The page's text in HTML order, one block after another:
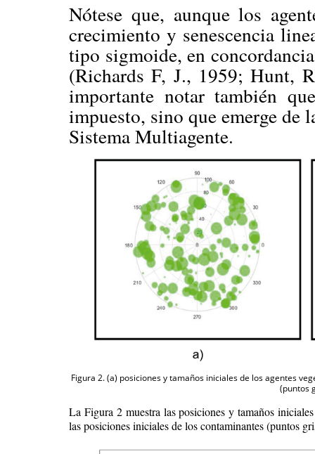
Nótese que, aunque los
crecimiento y senescencia
tipo sigmoide, en
(Richards F, J., 1959; Hunt,
importante notar también
impuesto, sino que emerge de
Sistema Multiagente.
Figura 2. (a) posiciones y tamaños iniciales de los agentes
(puntos
La Figura 2 muestra las posiciones y tamaños
las posiciones iniciales de los contaminantes (puntos